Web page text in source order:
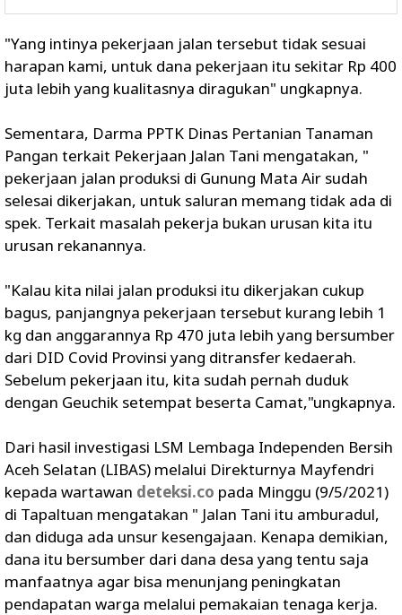
"Yang intinya pekerjaan jalan tersebut tidak sesuai
harapan kami, untuk dana pekerjaan itu sekitar Rp 400
juta lebih yang kualitasnya diragukan" ungkapnya.
Sementara, Darma PPTK Dinas Pertanian Tanaman
Pangan terkait Pekerjaan Jalan Tani mengatakan, "
pekerjaan jalan produksi di Gunung Mata Air sudah
selesai dikerjakan, untuk saluran memang tidak ada di
spek. Terkait masalah pekerja bukan urusan kita itu
urusan rekanannya.
"Kalau kita nilai jalan produksi itu dikerjakan cukup
bagus, panjangnya pekerjaan tersebut kurang lebih 1
kg dan anggarannya Rp 470 juta lebih yang bersumber
dari DID Covid Provinsi yang ditransfer kedaerah.
Sebelum pekerjaan itu, kita sudah pernah duduk
dengan Geuchik setempat beserta Camat,"ungkapnya.
Dari hasil investigasi LSM Lembaga Independen Bersih
Aceh Selatan (LIBAS) melalui Direkturnya Mayfendri
kepada wartawan deteksi.co pada Minggu (9/5/2021)
di Tapaltuan mengatakan " Jalan Tani itu amburadul,
dan diduga ada unsur kesengajaan. Kenapa demikian,
dana itu bersumber dari dana desa yang tentu saja
manfaatnya agar bisa menunjang peningkatan
pendapatan warga melalui pemakaian tenaga kerja.